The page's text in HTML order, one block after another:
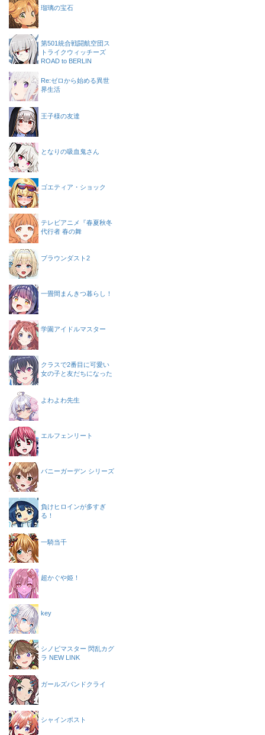
瑠璃の宝石
第501統合戦闘航空団ス
トライクウィッチーズ
ROAD to BERLIN
Re:ゼロから始める異世
界生活
王子様の友達
となりの吸血鬼さん
ゴエティア・ショック
テレビアニメ『春夏秋冬
代行者 春の舞
ブラウンダスト2
一畳間まんきつ暮らし！
学園アイドルマスター
クラスで2番目に可愛い
女の子と友だちになった
よわよわ先生
エルフェンリート
バニーガーデン シリーズ
負けヒロインが多すぎ
る！
一騎当千
超かぐや姫！
key
シノビマスター 閃乱カグ
ラ NEW LINK
ガールズバンドクライ
シャインポスト